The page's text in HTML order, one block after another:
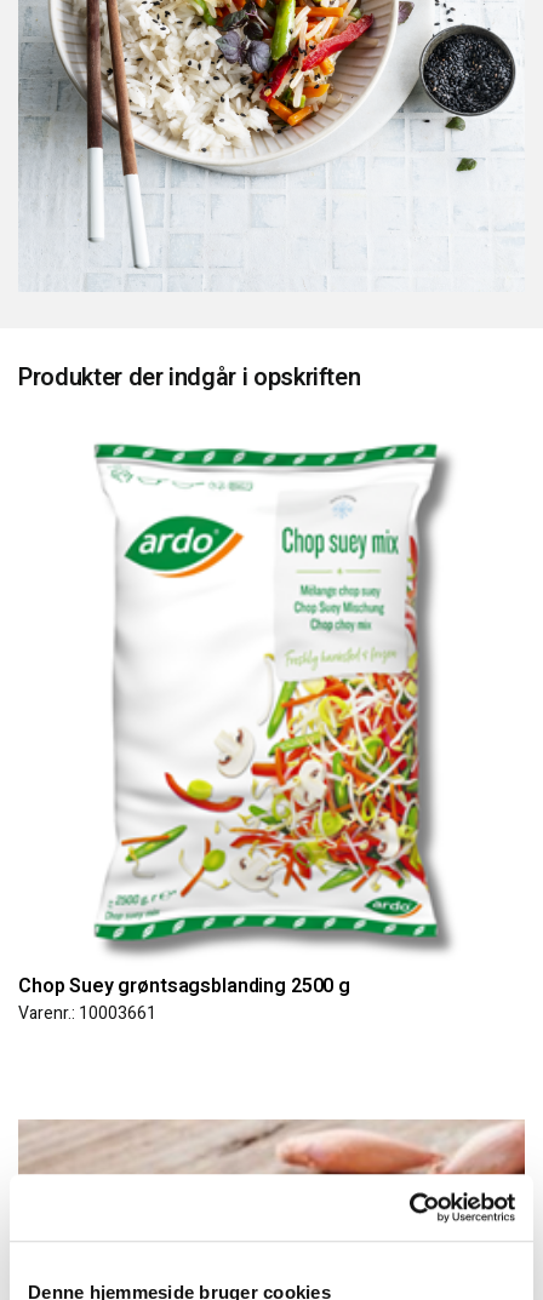
Denne hjemmeside bruger cookies
Produkter der indgår i opskriften
Chop Suey grøntsagsblanding 2500 g
Varenr.: 10003661